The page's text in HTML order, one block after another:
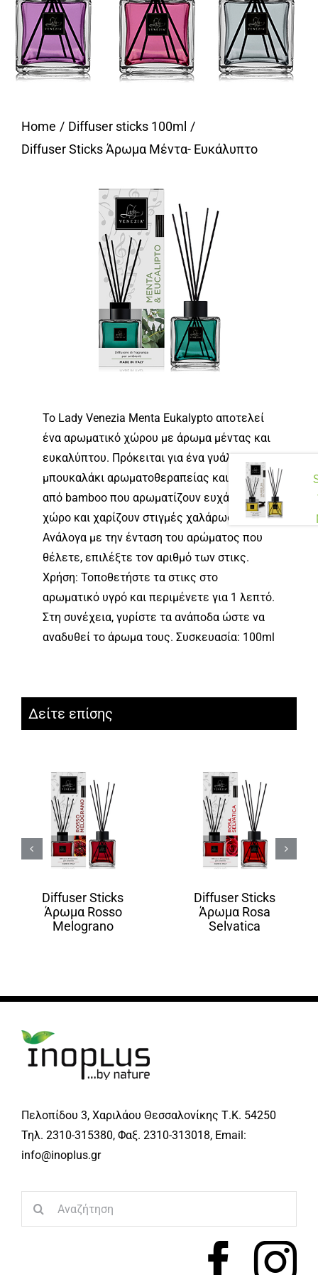
Home
Diffuser sticks 100ml
Diffuser Sticks Άρωμα Μέντα- Ευκάλυπτο
Το Lady Venezia Menta Eukalypto αποτελεί
ένα αρωματικό χώρου με άρωμα μέντας και
ευκαλύπτου. Πρόκειται για ένα γυάλινο
μπουκαλάκι αρωματοθεραπείας και στικς
από bamboo που αρωματίζουν ευχάριστα το
χώρο και χαρίζουν στιγμές χαλάρωσης.
Ανάλογα με την ένταση του αρώματος που
θέλετε, επιλέξτε τον αριθμό των στικς.
Χρήση: Τοποθετήστε τα στικς στο
αρωματικό υγρό και περιμένετε για 1 λεπτό.
Στη συνέχεια, γυρίστε τα ανάποδα ώστε να
αναδυθεί το άρωμα τους. Συσκευασία: 100ml
Δείτε επίσης
Diffuser Sticks
Άρωμα Rosso
Melograno
Diffuser Sticks
Άρωμα Rosa
Selvatica
Πελοπίδου 3, Χαριλάου Θεσσαλονίκης Τ.Κ. 54250
Τηλ. 2310-315380, Φαξ. 2310-313018, Email:
info@inoplus.gr